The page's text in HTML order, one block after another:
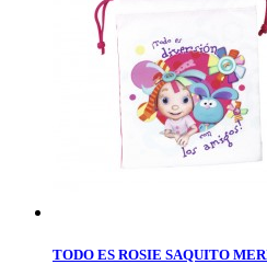
TODO ES ROSIE SAQUITO